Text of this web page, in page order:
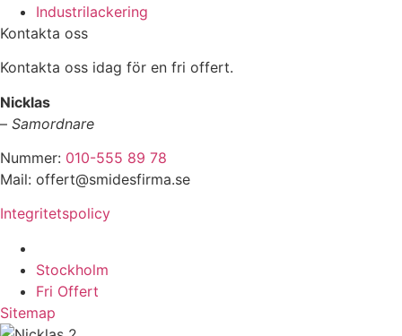
Industrilackering
Kontakta oss
Kontakta oss idag för en fri offert.
Nicklas
– Samordnare
Nummer: 010-555 89 78
Mail: offert@smidesfirma.se
Integritetspolicy
Stockholm
Fri Offert
Sitemap